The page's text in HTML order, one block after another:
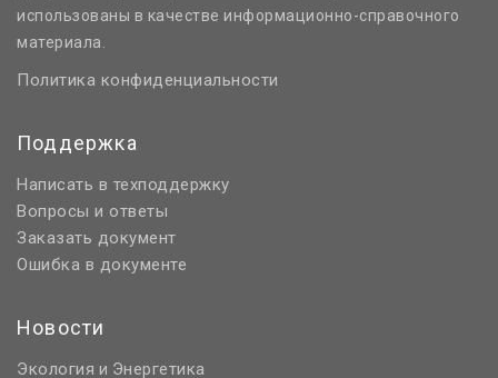
использованы в качестве информационно-справочного
материала.
Политика конфиденциальности
Поддержка
Написать в техподдержку
Вопросы и ответы
Заказать документ
Ошибка в документе
Новости
Экология и Энергетика